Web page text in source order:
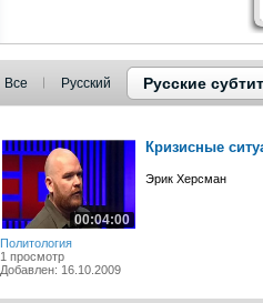
Все Русский Русские
00:04:00
Политология
1 просмотр
Добавлен: 16.10.2009
Кризисные
Эрик Херсман